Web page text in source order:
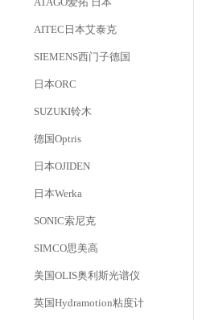
AITEC日本艾泰克
SIEMENS西门子德国
日本ORC
SUZUKI铃木
德国Optris
日本OJIDEN
日本Werka
SONIC索尼克
SIMCO思美高
美国OLIS奥利斯光谱仪
英国Hydramotion粘度计